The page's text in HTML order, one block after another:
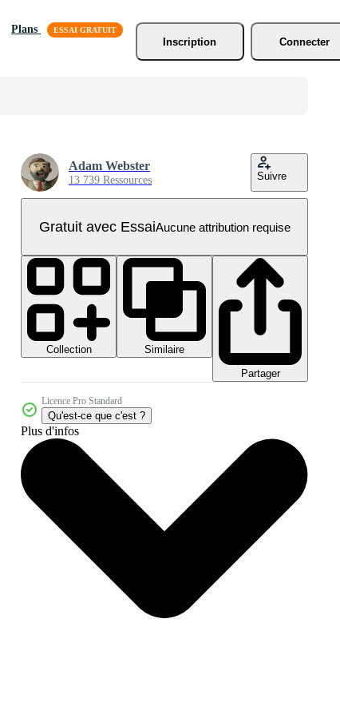
Plans
Inscription
Connecter
Adam Webster
13 739 Ressources Suivre
Gratuit avec EssaiAucune attribution requise
Collection
Similaire
Partager
Licence Pro Standard
Qu'est-ce que c'est ?
Plus d'infos